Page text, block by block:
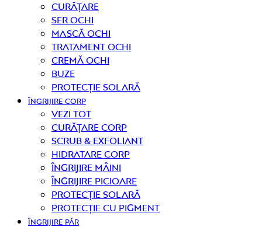
curățare
Ser ochi
Mască ochi
Tratament ochi
Cremă ochi
Buze
Protecție solară
ÎNGRIJIRE CORP
Vezi tot
curățare corp
Scrub & exfoliant
Hidratare corp
Îngrijire mâini
Îngrijire picioare
Protecție solară
Protecție cu pigment
ÎNGRIJIRE PĂR